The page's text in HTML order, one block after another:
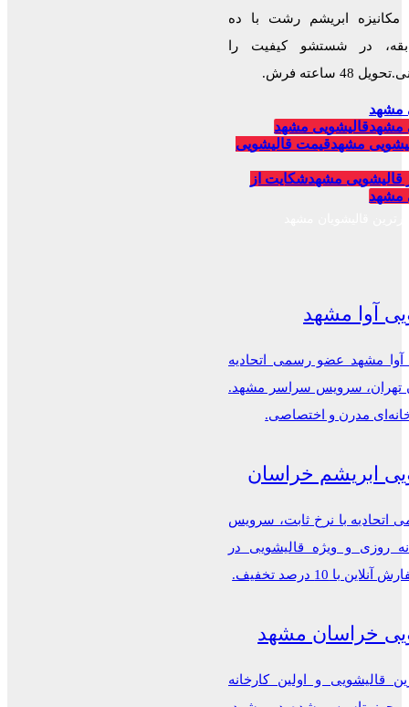
مکانیزه ابریشم رشت با ده
در شستشو کیفیت را
48 ساعته فرش.
مشهد
مشهدقالیشویی مشهد
مشهدقیمت قالیشویی
قالیشویی مشهدشکایت از
مشهد
آوا مشهد
آوا مشهد عضو رسمی اتحادیه
تهران، سرویس سراسر مشهد.
مدرن و اختصاصی.
ابریشم خراسان
اتحادیه با نرخ ثابت، سرویس
روزی و ویژه قالیشویی در
با 10 درصد تخفیف.
خراسان مشهد
قالیشویی و اولین کارخانه